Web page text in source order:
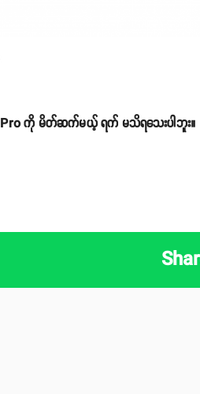
Pro ကို မိတ်ဆက်မယ့် ရက် မသိရသေးပါဘူး။